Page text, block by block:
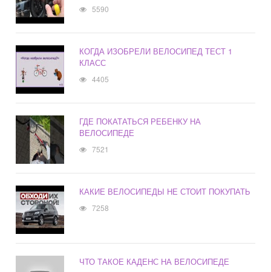
5590
КОГДА ИЗОБРЕЛИ ВЕЛОСИПЕД ТЕСТ 1
КЛАСС
4405
ГДЕ ПОКАТАТЬСЯ РЕБЕНКУ НА
ВЕЛОСИПЕДЕ
7521
КАКИЕ ВЕЛОСИПЕДЫ НЕ СТОИТ ПОКУПАТЬ
7258
ЧТО ТАКОЕ КАДЕНС НА ВЕЛОСИПЕДЕ